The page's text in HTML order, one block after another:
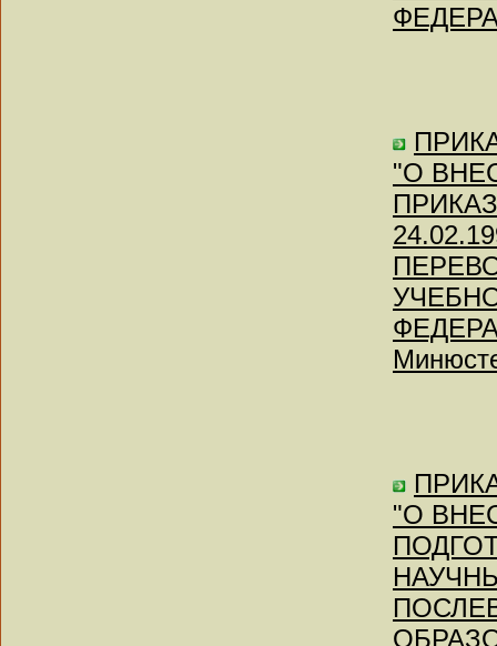
"О
"О